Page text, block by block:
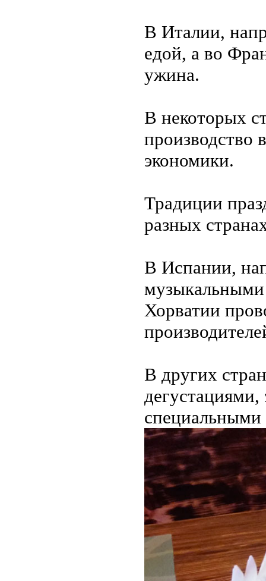
В Италии,
едой, а во
ужина.
В некоторых
производство
экономики.
Традиции
разных
В Испании,
музыкальными
Хорватии
В других
специальными